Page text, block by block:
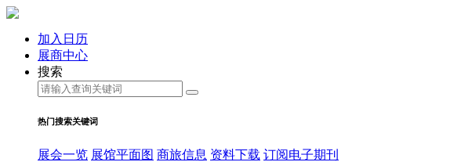
加入日历
展商中心
搜索
热门搜索关键词
展会一览 展馆平面图 商旅信息 资料下载 订阅电子期刊